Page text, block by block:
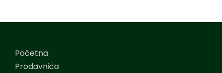
Početna
Prodavnica